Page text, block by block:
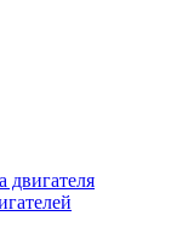
двигателя